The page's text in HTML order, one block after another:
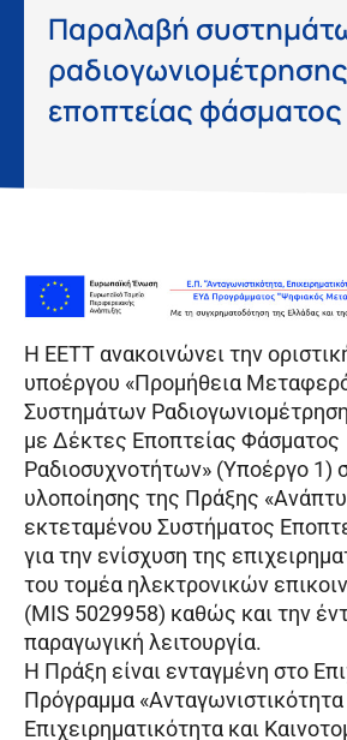
Παραλαβή
εποπτείας φάσματος
Η ΕΕΤΤ ανακοινώνει την
υποέργου «Προμήθεια
Συστημάτων
με Δέκτες Εποπτείας Φάσματος
Ραδιοσυχνοτήτων» (Υποέργο 1)
υλοποίησης της Πράξης
εκτεταμένου Συστήματος
για την ενίσχυση της
του τομέα ηλεκτρονικών
(MIS 5029958) καθώς και την
παραγωγική λειτουργία.
Η Πράξη είναι ενταγμένη στο
Πρόγραμμα «Ανταγωνιστικότητα
Επιχειρηματικότητα και